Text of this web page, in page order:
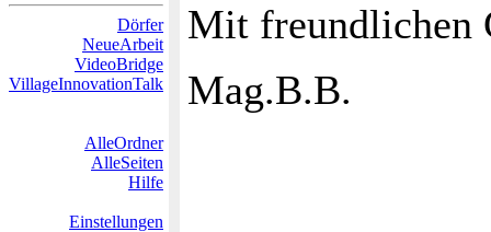
Dörfer
NeueArbeit
VideoBridge
VillageInnovationTalk
AlleOrdner
AlleSeiten
Hilfe
Einstellungen
Mit freundlichen
Mag.B.B.